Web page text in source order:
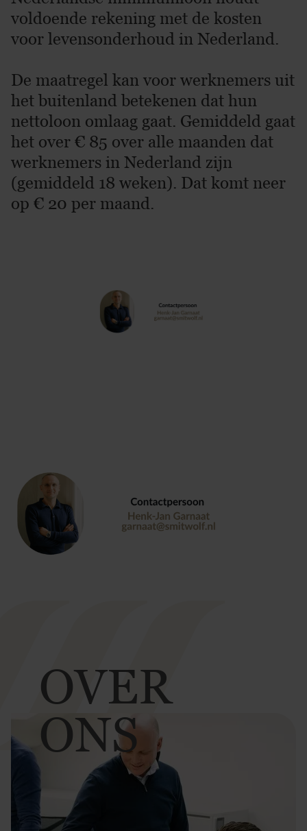
voldoende rekening met de kosten
voor levensonderhoud in Nederland.
De maatregel kan voor werknemers uit
het buitenland betekenen dat hun
nettoloon omlaag gaat. Gemiddeld gaat
het over € 85 over alle maanden dat
werknemers in Nederland zijn
(gemiddeld 18 weken). Dat komt neer
op € 20 per maand.
OVER
ONS